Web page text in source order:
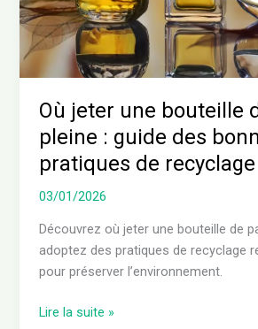
Où jeter une bouteille
pleine : guide des
pratiques de recyclage
03/01/2026
Découvrez où jeter une bouteille de
adoptez des pratiques de recyclage
pour préserver l’environnement.
:
guide
des
bonnes
de
recyclage
Lire la suite »